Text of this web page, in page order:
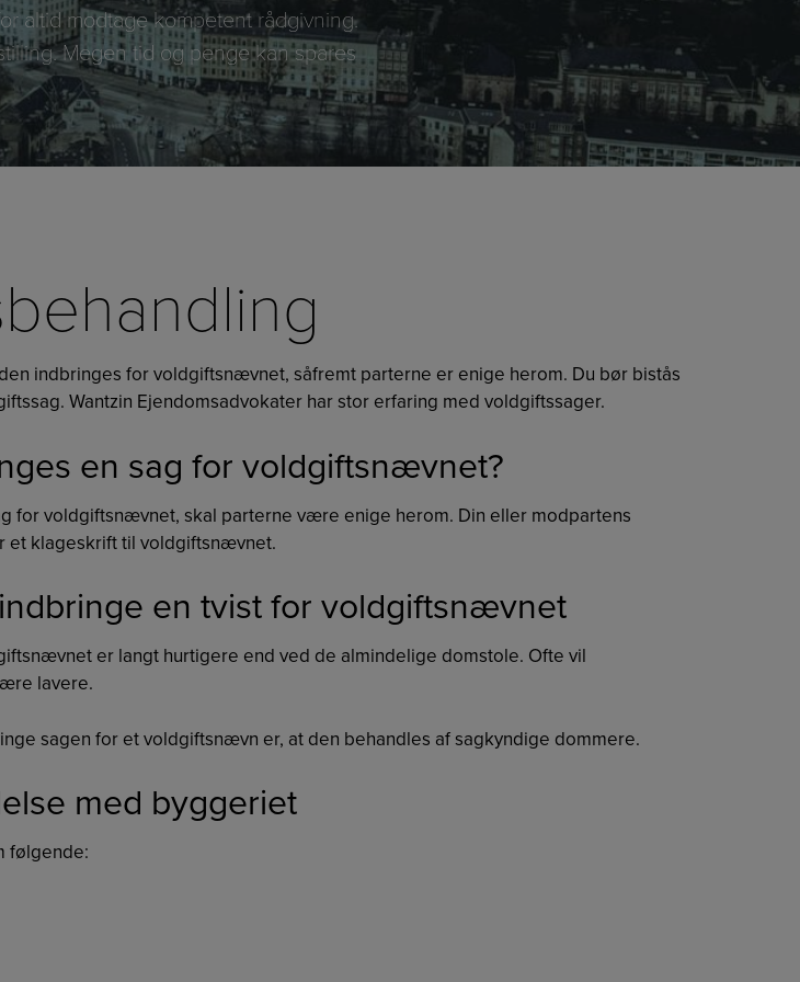
altid modtage kompetent rådgivning.
Megen tid og penge kan spares
indbringes for voldgiftsnævnet, såfremt parterne er enige herom. Du bør bistås
Wantzin Ejendomsadvokater har stor erfaring med voldgiftssager.
en sag for voldgiftsnævnet?
for voldgiftsnævnet, skal parterne være enige herom. Din eller modpartens
et klageskrift til voldgiftsnævnet.
en tvist for voldgiftsnævnet
er langt hurtigere end ved de almindelige domstole. Ofte vil
lavere.
sagen for et voldgiftsnævn er, at den behandles af sagkyndige dommere.
med byggeriet
følgende: